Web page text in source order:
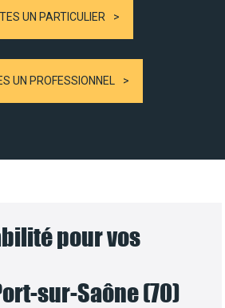
UN PARTICULIER
UN PROFESSIONNEL
pour vos
sur-Saône (70)